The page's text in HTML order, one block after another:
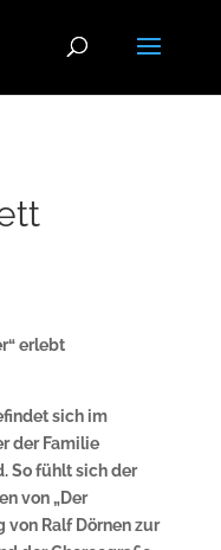
erlebt
sich im
der Familie
So fühlt sich der
von „Der
von Ralf Dörnen zur